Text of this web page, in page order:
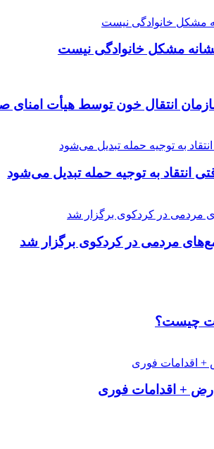
مشکل خانوادگی نیست
انتقال خون توسط هیأت امنای
انتقاد به توجیه حمله تبدیل می‌شود
مردمی در کردکوی برگزار شد
چیست؟
+ اقدامات فوری